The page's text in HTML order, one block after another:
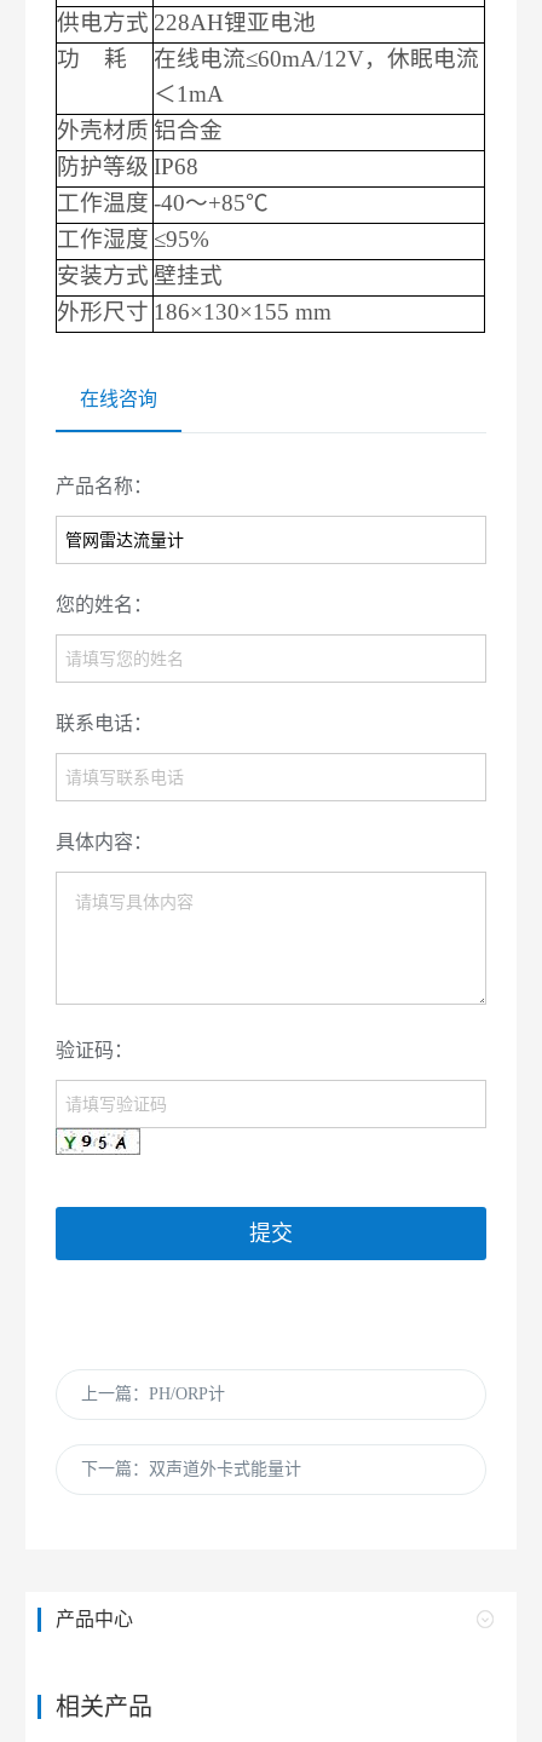
供电方式 228AH锂亚电池
功
耗 在线电流≤60mA/12V，休眠电流
＜1mA
外壳材质 铝合金
防护等级 IP68
工作温度 -40～+85℃
工作湿度 ≤95%
安装方式 壁挂式
外形尺寸 186×130×155 mm
在线咨询
产品名称：
您的姓名：
联系电话：
具体内容：
验证码：
提交
上一篇：PH/ORP计
下一篇：双声道外卡式能量计
产品中心
相关产品